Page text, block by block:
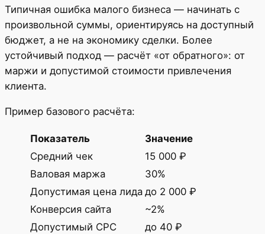
Типичная ошибка малого бизнеса — начинать с
произвольной суммы, ориентируясь на доступный
бюджет, а не на экономику сделки. Более
устойчивый подход — расчёт «от обратного»: от
маржи и допустимой стоимости привлечения
клиента.
Пример базового расчёта:
Показатель
Значение
Средний чек
15 000 ₽
Валовая маржа
30%
Допустимая цена лида до 2 000 ₽
Конверсия сайта
~2%
Допустимый CPC
до 40 ₽